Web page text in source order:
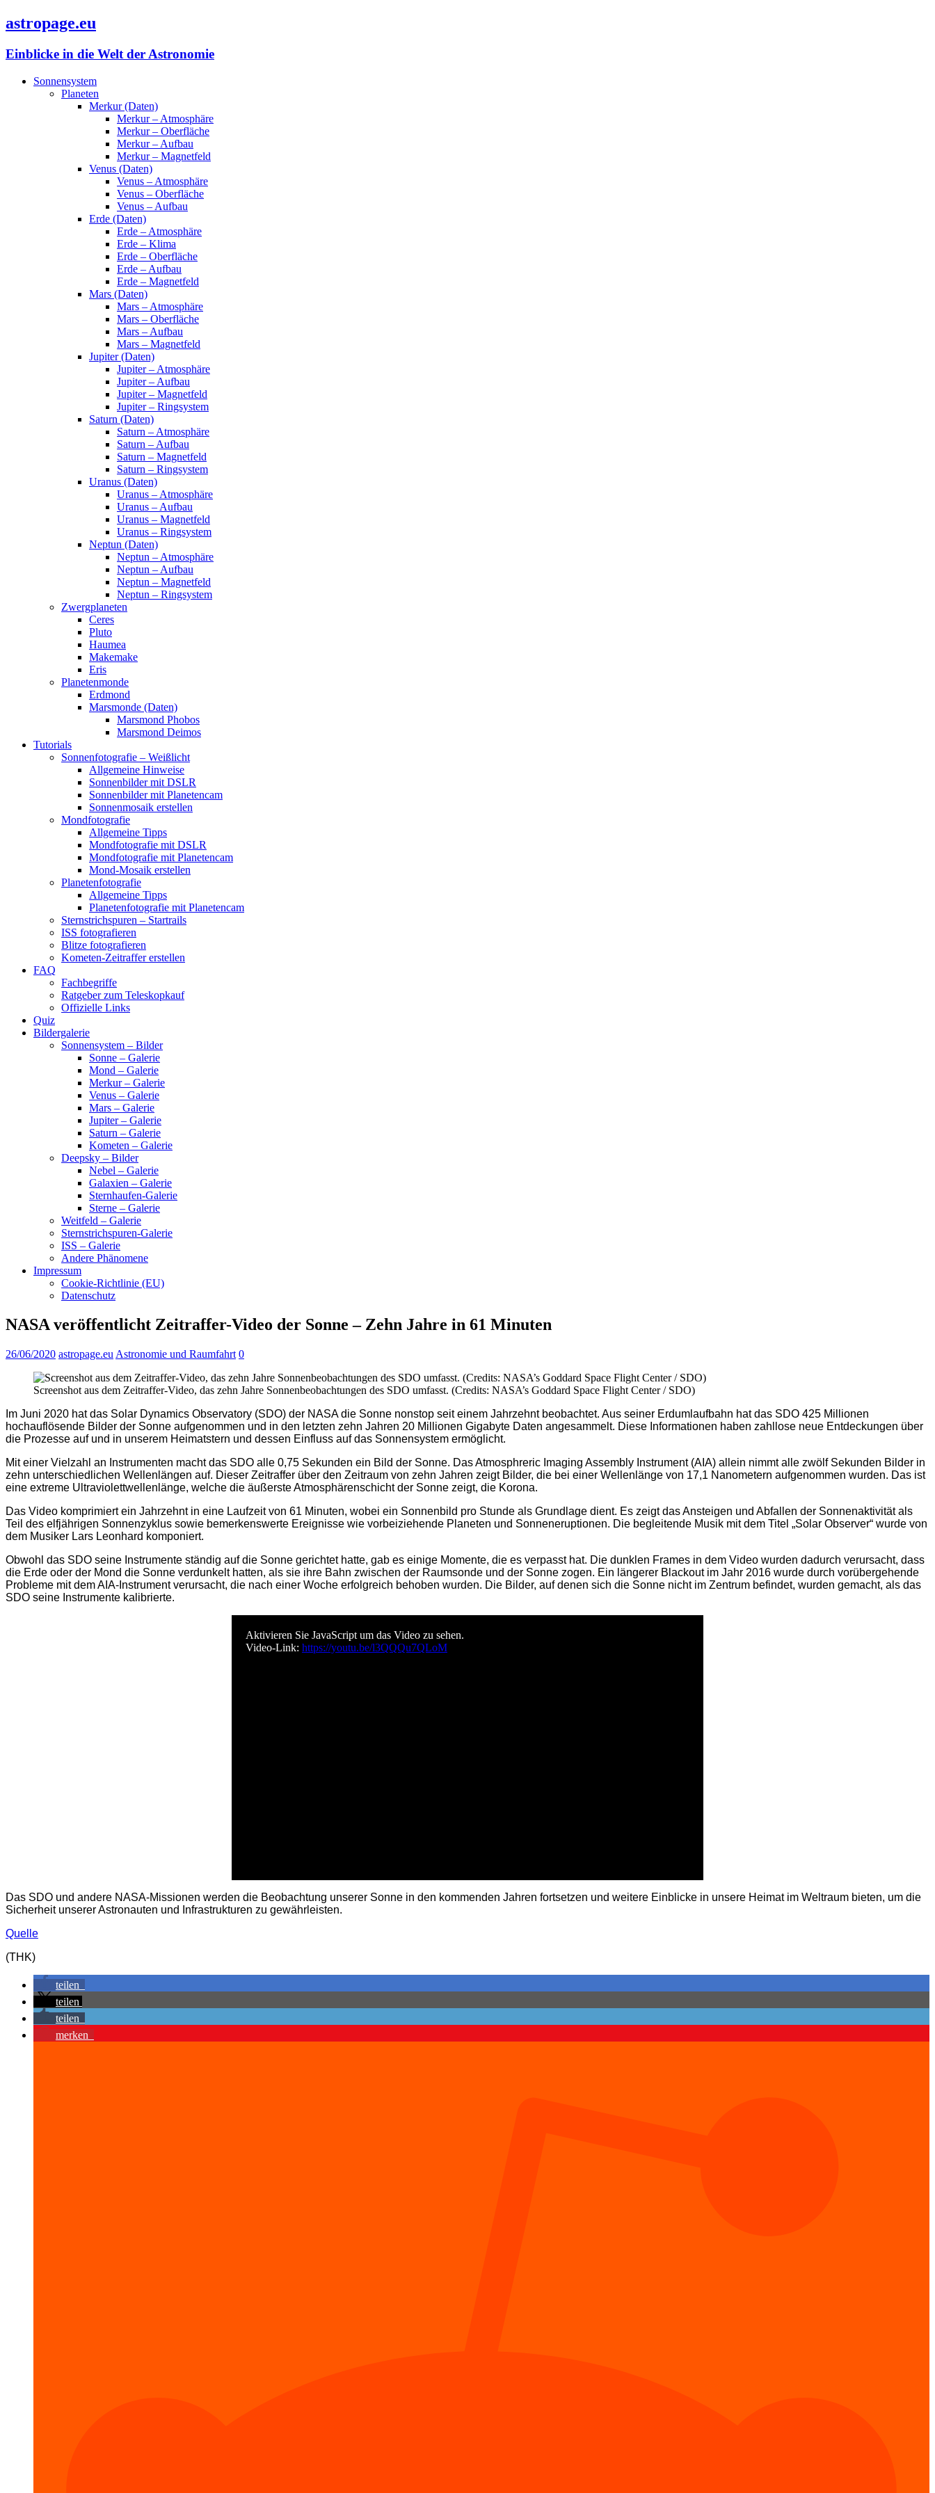
astropage.eu
Einblicke in die Welt der Astronomie
Sonnensystem
Planeten
Merkur (Daten)
Merkur – Atmosphäre
Merkur – Oberfläche
Merkur – Aufbau
Merkur – Magnetfeld
Venus (Daten)
Venus – Atmosphäre
Venus – Oberfläche
Venus – Aufbau
Erde (Daten)
Erde – Atmosphäre
Erde – Klima
Erde – Oberfläche
Erde – Aufbau
Erde – Magnetfeld
Mars (Daten)
Mars – Atmosphäre
Mars – Oberfläche
Mars – Aufbau
Mars – Magnetfeld
Jupiter (Daten)
Jupiter – Atmosphäre
Jupiter – Aufbau
Jupiter – Magnetfeld
Jupiter – Ringsystem
Saturn (Daten)
Saturn – Atmosphäre
Saturn – Aufbau
Saturn – Magnetfeld
Saturn – Ringsystem
Uranus (Daten)
Uranus – Atmosphäre
Uranus – Aufbau
Uranus – Magnetfeld
Uranus – Ringsystem
Neptun (Daten)
Neptun – Atmosphäre
Neptun – Aufbau
Neptun – Magnetfeld
Neptun – Ringsystem
Zwergplaneten
Ceres
Pluto
Haumea
Makemake
Eris
Planetenmonde
Erdmond
Marsmonde (Daten)
Marsmond Phobos
Marsmond Deimos
Tutorials
Sonnenfotografie – Weißlicht
Allgemeine Hinweise
Sonnenbilder mit DSLR
Sonnenbilder mit Planetencam
Sonnenmosaik erstellen
Mondfotografie
Allgemeine Tipps
Mondfotografie mit DSLR
Mondfotografie mit Planetencam
Mond-Mosaik erstellen
Planetenfotografie
Allgemeine Tipps
Planetenfotografie mit Planetencam
Sternstrichspuren – Startrails
ISS fotografieren
Blitze fotografieren
Kometen-Zeitraffer erstellen
FAQ
Fachbegriffe
Ratgeber zum Teleskopkauf
Offizielle Links
Quiz
Bildergalerie
Sonnensystem – Bilder
Sonne – Galerie
Mond – Galerie
Merkur – Galerie
Venus – Galerie
Mars – Galerie
Jupiter – Galerie
Saturn – Galerie
Kometen – Galerie
Deepsky – Bilder
Nebel – Galerie
Galaxien – Galerie
Sternhaufen-Galerie
Sterne – Galerie
Weitfeld – Galerie
Sternstrichspuren-Galerie
ISS – Galerie
Andere Phänomene
Impressum
Cookie-Richtlinie (EU)
Datenschutz
NASA veröffentlicht Zeitraffer-Video der Sonne – Zehn Jahre in 61 Minuten
26/06/2020 astropage.eu Astronomie und Raumfahrt 0
Screenshot aus dem Zeitraffer-Video, das zehn Jahre Sonnenbeobachtungen des SDO umfasst. (Credits: NASA’s Goddard Space Flight Center / SDO)
Im Juni 2020 hat das Solar Dynamics Observatory (SDO) der NASA die Sonne nonstop seit einem Jahrzehnt beobachtet. Aus seiner Erdumlaufbahn hat das SDO 425 Millionen
hochauflösende Bilder der Sonne aufgenommen und in den letzten zehn Jahren 20 Millionen Gigabyte Daten angesammelt. Diese Informationen haben zahllose neue Entdeckungen über
die Prozesse auf und in unserem Heimatstern und dessen Einfluss auf das Sonnensystem ermöglicht.
Mit einer Vielzahl an Instrumenten macht das SDO alle 0,75 Sekunden ein Bild der Sonne. Das Atmosphreric Imaging Assembly Instrument (AIA) allein nimmt alle zwölf Sekunden Bilder in
zehn unterschiedlichen Wellenlängen auf. Dieser Zeitraffer über den Zeitraum von zehn Jahren zeigt Bilder, die bei einer Wellenlänge von 17,1 Nanometern aufgenommen wurden. Das ist
eine extreme Ultraviolettwellenlänge, welche die äußerste Atmosphärenschicht der Sonne zeigt, die Korona.
Das Video komprimiert ein Jahrzehnt in eine Laufzeit von 61 Minuten, wobei ein Sonnenbild pro Stunde als Grundlage dient. Es zeigt das Ansteigen und Abfallen der Sonnenaktivität als
Teil des elfjährigen Sonnenzyklus sowie bemerkenswerte Ereignisse wie vorbeiziehende Planeten und Sonneneruptionen. Die begleitende Musik mit dem Titel „Solar Observer“ wurde von
dem Musiker Lars Leonhard komponiert.
Obwohl das SDO seine Instrumente ständig auf die Sonne gerichtet hatte, gab es einige Momente, die es verpasst hat. Die dunklen Frames in dem Video wurden dadurch verursacht, dass
die Erde oder der Mond die Sonne verdunkelt hatten, als sie ihre Bahn zwischen der Raumsonde und der Sonne zogen. Ein längerer Blackout im Jahr 2016 wurde durch vorübergehende
Probleme mit dem AIA-Instrument verursacht, die nach einer Woche erfolgreich behoben wurden. Die Bilder, auf denen sich die Sonne nicht im Zentrum befindet, wurden gemacht, als das
SDO seine Instrumente kalibrierte.
Aktivieren Sie JavaScript um das Video zu sehen.
Video-Link: https://youtu.be/l3QQQu7QLoM
Das SDO und andere NASA-Missionen werden die Beobachtung unserer Sonne in den kommenden Jahren fortsetzen und weitere Einblicke in unsere Heimat im Weltraum bieten, um die
Sicherheit unserer Astronauten und Infrastrukturen zu gewährleisten.
Quelle
(THK)
teilen
teilen
teilen
merken